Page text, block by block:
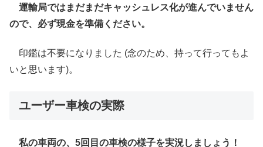
運輸局ではまだまだキャッシュレス化が進んでいません
ので、必ず現金を準備ください。
印鑑は不要になりました (念のため、持って行ってもよ
いと思います)。
ユーザー車検の実際
私の車両の、5回目の車検の様子を実況しましょう！